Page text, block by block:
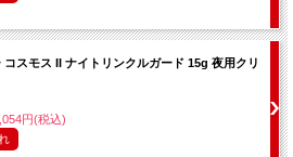
コスモス II ナイトリンクルガード 15g 夜用クリ
円(税込)